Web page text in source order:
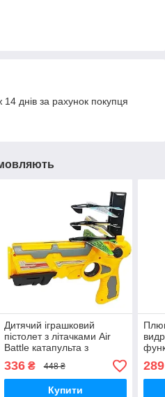
днів за рахунок покупця
Дитячий іграшковий
пістолет з літачками Air
Battle катапульта з
літаючими літаками
арбалет Жовтий RL 899-
10
336₴ 448 ₴
Купити